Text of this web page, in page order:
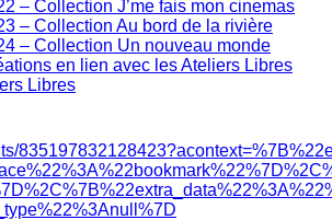
– Collection J’me fais mon cinemas
– Collection Au bord de la rivière
– Collection Un nouveau monde
en lien avec les Ateliers Libres
Libres